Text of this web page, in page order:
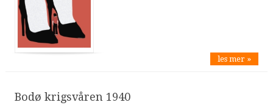
les mer »
Bodø krigsvåren 1940